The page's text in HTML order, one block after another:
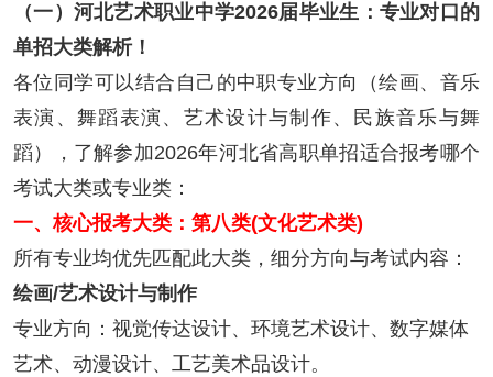
（一）河北艺术职业中学2026届毕业生：专业对口的
单招大类解析！
各位同学可以结合自己的中职专业方向（绘画、音乐
表演、舞蹈表演、艺术设计与制作、民族音乐与舞
蹈），了解参加2026年河北省高职单招适合报考哪个
考试大类或专业类：
一、核心报考大类：第八类(文化艺术类)
所有专业均优先匹配此大类，细分方向与考试内容：
绘画/艺术设计与制作
专业方向：视觉传达设计、环境艺术设计、数字媒体
艺术、动漫设计、工艺美术品设计。